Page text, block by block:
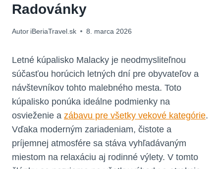
Radovánky
Autor iBeriaTravel.sk 8. marca 2026
Letné kúpalisko Malacky je neodmysliteľnou
súčasťou horúcich letných dní pre obyvateľov a
návštevníkov tohto malebného mesta. Toto
kúpalisko ponúka ideálne podmienky na
osvieženie a zábavu pre všetky vekové kategórie.
Vďaka moderným zariadeniam, čistote a
príjemnej atmosfére sa stáva vyhľadávaným
miestom na relaxáciu aj rodinné výlety. V tomto